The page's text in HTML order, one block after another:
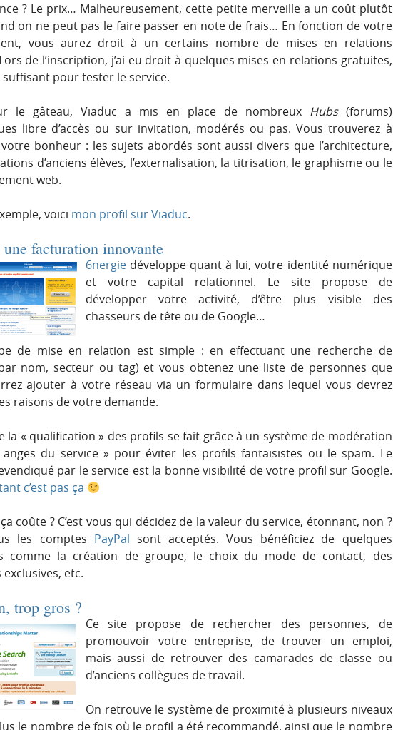
? Le prix… Malheureusement, cette petite merveille a un coût plutôt
on ne peut pas le faire passer en note de frais… En fonction de votre
vous aurez droit à un certains nombre de mises en relations
de l’inscription, j’ai eu droit à quelques mises en relations gratuites,
suffisant pour tester le service.
le gâteau, Viaduc a mis en place de nombreux Hubs(forums)
libre d’accès ou sur invitation, modérés ou pas. Vous trouverez à
bonheur : les sujets abordés sont aussi divers que l’architecture,
d’anciens élèves, l’externalisation, la titrisation, le graphisme ou le
web.
voici mon profil sur Viaduc.
facturation innovante
6nergie développe quant à lui, votre identité numérique
et votre capital relationnel. Le site propose de
développer votre activité, d’être plus visible des
chasseurs de tête ou de Google…
de mise en relation est simple : en effectuant une recherche de
nom, secteur ou tag) et vous obtenez une liste de personnes que
ajouter à votre réseau via un formulaire dans lequel vous devrez
raisons de votre demande.
la « qualification » des profils se fait grâce à un système de modération
du service » pour éviter les profils fantaisistes ou le spam. Le
par le service est la bonne visibilité de votre profil sur Google.
c’est pas ça
coûte ? C’est vous qui décidez de la valeur du service, étonnant, non ?
les comptes PayPal sont acceptés. Vous bénéficiez de quelques
comme la création de groupe, le choix du mode de contact, des
etc.
trop gros ?
Ce site propose de rechercher des personnes, de
promouvoir votre entreprise, de trouver un emploi,
mais aussi de retrouver des camarades de classe ou
d’anciens collègues de travail.
On retrouve le système de proximité à plusieurs niveaux
le nombre de fois où le profil a été recommandé, ainsi que le nombre